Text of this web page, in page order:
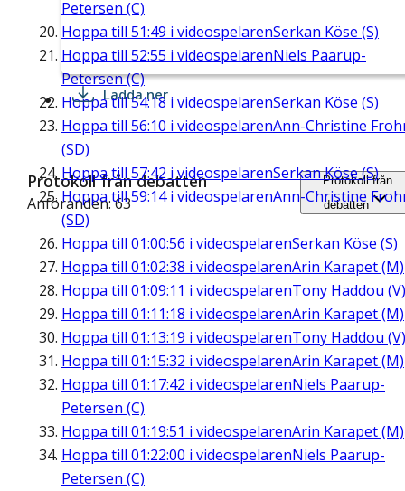
Petersen (C)
Hoppa till 51:49 i videospelarenSerkan Köse (S)
Hoppa till 52:55 i videospelarenNiels Paarup-
Petersen (C)
Hoppa till54:18 i videospelarenSerkan Köse (S)
Hoppa till 56:10 i videospelarenAnn-Christine
(SD)
Hoppa till 57:42 i videospelarenSerkan Köse (S)
Hoppa till59:14i videospelarenAnn-Christine
(SD)
Hoppa till 01:00:56 i videospelarenSerkan Köse (S)
Hoppa till 01:02:38 i videospelarenArin Karapet (M)
Hoppa till 01:09:11 i videospelarenTony Haddou (V)
Hoppa till 01:11:18 i videospelarenArin Karapet (M)
Hoppa till 01:13:19 i videospelarenTony Haddou (V)
Hoppa till 01:15:32 i videospelarenArin Karapet (M)
Hoppa till 01:17:42 i videospelarenNiels Paarup-
Petersen (C)
Hoppa till 01:19:51 i videospelarenArin Karapet (M)
Hoppa till 01:22:00 i videospelarenNiels Paarup-
Petersen (C)
Ladda ner
Protokoll från debatten
Anföranden: 63
Protokoll från
debatten